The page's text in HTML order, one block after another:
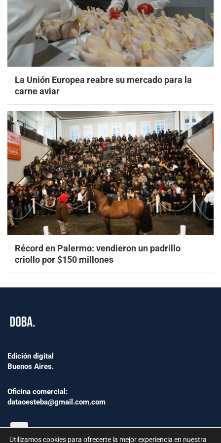
La Unión Europea reabre su mercado para la
carne aviar
Récord en Palermo: vendieron un padrillo
criollo por $150 millones
Edición digital
Buenos Aires.
Oficina comercial:
dataoesteba@gmail.com.com
Utilizamos cookies para ofrecerte la mejor experiencia en nuestra